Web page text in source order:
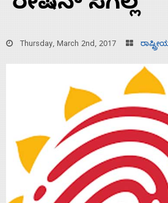
Thursday, March 2nd, 2017